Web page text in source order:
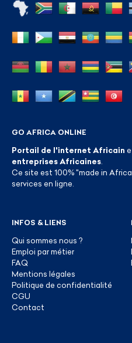
GO AFRICA ONLINE
Portail de l'internet Africain
entreprises Africaines
Ce site est 100% "made in
services en ligne.
INFOS & LIENS
Qui sommes nous ?
Emploi par métier
FAQ
Mentions légales
Politique de confidentialité
CGU
Contact